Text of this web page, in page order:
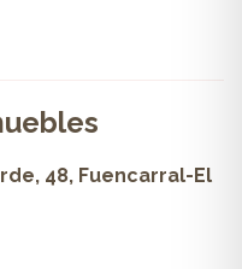
48, Fuencarral-El